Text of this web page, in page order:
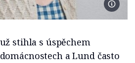
Foto
stihla s úspěchem
a Lund často